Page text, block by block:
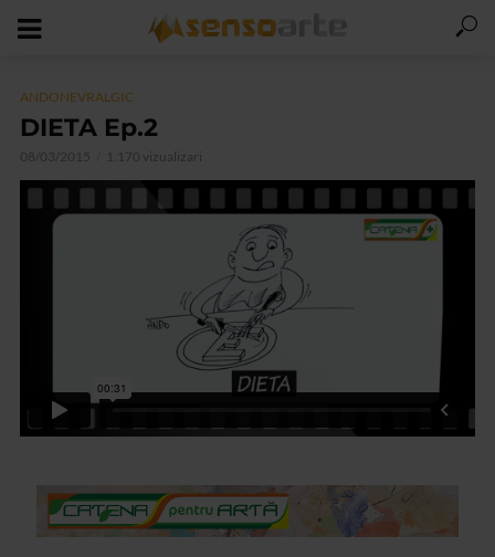
ANDONEVRALGIC
DIETA Ep.2
08/03/2015 1.170 vizualizari